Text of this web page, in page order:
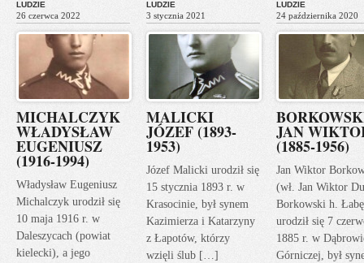
LUDZIE
26 czerwca 2022
MICHALCZYK
WŁADYSŁAW
EUGENIUSZ
(1916-1994)
Władysław Eugeniusz
Michalczyk urodził się
10 maja 1916 r. w
Daleszycach (powiat
kielecki), a jego
LUDZIE
3 stycznia 2021
MALICKI
JÓZEF (1893-
1953)
Józef Malicki urodził się
15 stycznia 1893 r. w
Krasocinie, był synem
Kazimierza i Katarzyny
z Łapotów, którzy
wzięli ślub […]
LUDZIE
24 października 2020
JAN
(1885-1956)
Jan Wiktor
(wł. Jan Wiktor
Borkowski h.
urodził się 7
1885 r. w
Górniczej, był